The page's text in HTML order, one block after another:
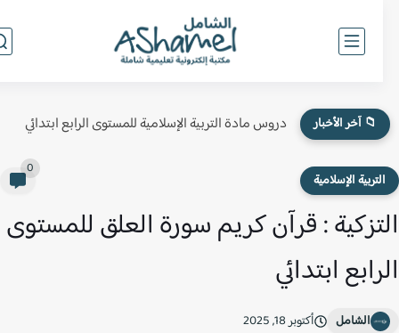
📁 آخر الأخبار دروس مادة التربية الإسلامية للمستوى الرابع ابتدائي
الإسلامية
: قرآن كريم سورة العلق للمستوى
ابتدائي
الشامل أكتوبر 18, 2025